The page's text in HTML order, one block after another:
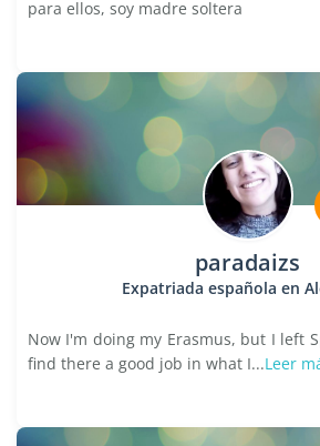
para ellos, soy madre soltera
paradaizs
Expatriada española en
Now I'm doing my Erasmus, but I left
find there a good job in what I...Leer